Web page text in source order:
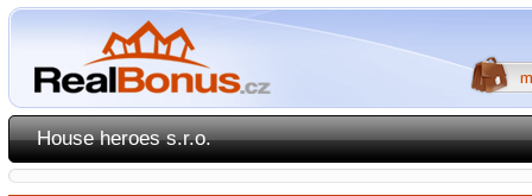
House heroes s.r.o.